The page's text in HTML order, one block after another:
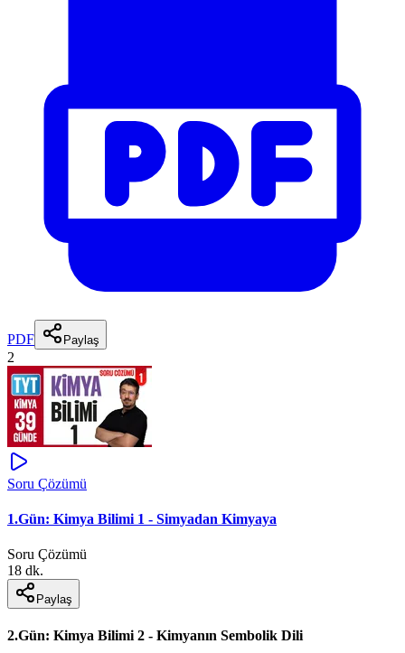
PDF Paylaş
2
Soru Çözümü
1.Gün: Kimya Bilimi 1 - Simyadan Kimyaya
Soru Çözümü
18 dk.
Paylaş
2.Gün: Kimya Bilimi 2 - Kimyanın Sembolik Dili